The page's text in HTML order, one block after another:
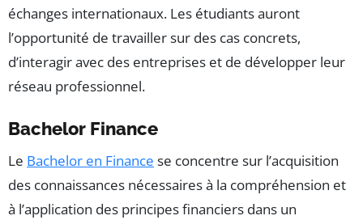
échanges internationaux. Les étudiants auront
l’opportunité de travailler sur des cas concrets,
d’interagir avec des entreprises et de développer leur
réseau professionnel.
Bachelor Finance
Le Bachelor en Finance se concentre sur l’acquisition
des connaissances nécessaires à la compréhension et
à l’application des principes financiers dans un